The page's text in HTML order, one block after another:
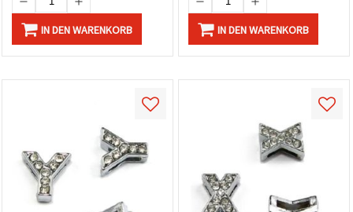
IN DEN WARENKORB IN DEN WARENKORB